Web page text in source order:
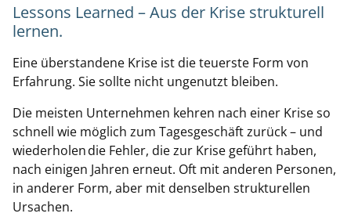
Lessons Learned – Aus der Krise strukturell
lernen.
Eine überstandene Krise ist die teuerste Form von
Erfahrung. Sie sollte nicht ungenutzt bleiben.
Die meisten Unternehmen kehren nach einer Krise so
schnell wie möglich zum Tagesgeschäft zurück – und
wiederholen die Fehler, die zur Krise geführt haben,
nach einigen Jahren erneut. Oft mit anderen Personen,
in anderer Form, aber mit denselben strukturellen
Ursachen.